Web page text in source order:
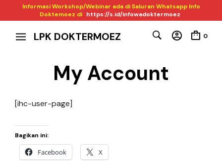
Informasi Workshop/Webinar ada di Saluran Whatsapp Info
Doktemoez di https://s.id/infowadoktermoez
LPK DOKTERMOEZ 0
My Account
[ihc-user-page]
Bagikan ini:
Facebook X